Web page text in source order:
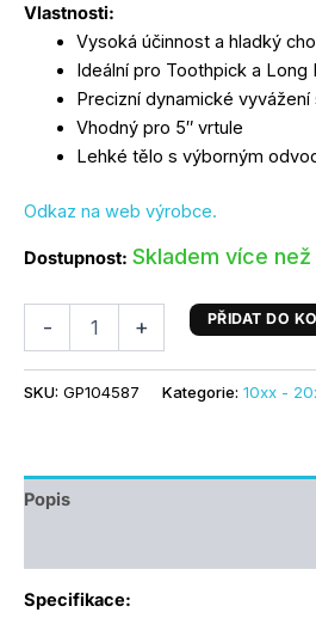
Vlastnosti:
Vysoká účinnost a hladký
Ideální pro Toothpick a Long
Precizní dynamické
Vhodný pro 5″ vrtule
Lehké tělo s výborným
Odkaz na web výrobce.
Dostupnost: Skladem více než
- + PŘIDAT DO
SKU: GP104587 Kategorie: 10xx -
Popis
Specifikace: